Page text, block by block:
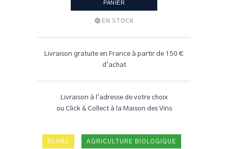
PANIER
EN STOCK
Livraison gratuite en France à partir de 150 €
d'achat
Livraison à l'adresse de votre choix
ou Click & Collect à la Maison des Vins
BLANC AGRICULTURE BIOLOGIQUE